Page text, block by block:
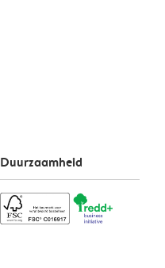
Duurzaamheid